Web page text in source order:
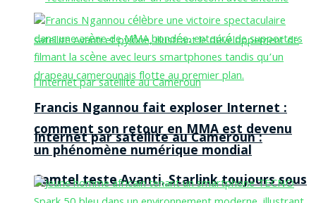
Internet par satellite au Cameroun :
Camtel teste Avanti, Starlink toujours sous
Francis Ngannou fait exploser Internet :
comment son retour en MMA est devenu
un phénomène numérique mondial